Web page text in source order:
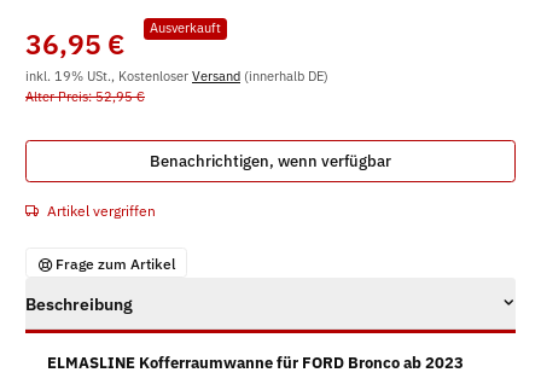
Ausverkauft
36,95 €
inkl. 19% USt., Kostenloser Versand (innerhalb DE)
Alter Preis: 52,95 €
Benachrichtigen, wenn verfügbar
Artikel vergriffen
Frage zum Artikel
Beschreibung
ELMASLINE Kofferraumwanne für FORD Bronco ab 2023